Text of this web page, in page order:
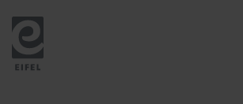
Retour
à
la
page
d'accueil